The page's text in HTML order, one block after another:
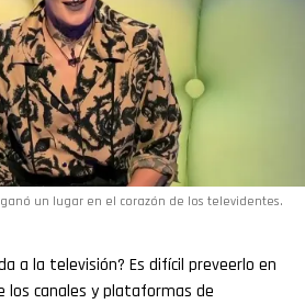
un lugar en el corazón de los televidentes.
a la televisión? Es difícil preveerlo en
los canales y plataformas de